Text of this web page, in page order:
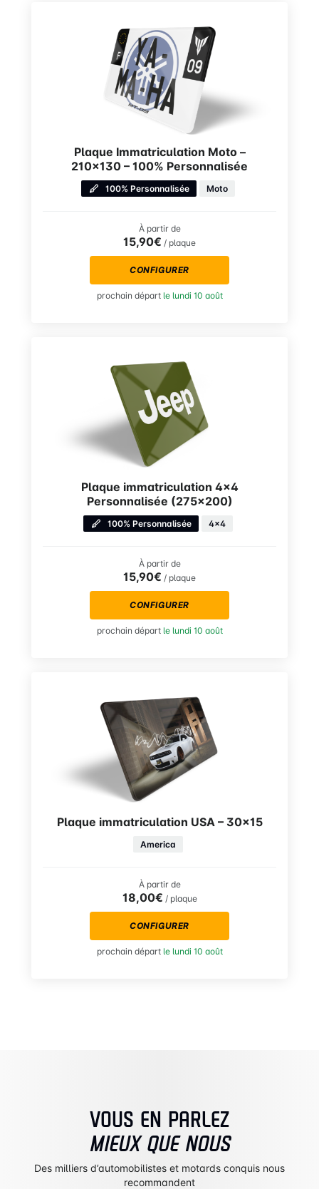
Plaque Immatriculation Moto –
210×130 – 100% Personnalisée
100% Personnalisée Moto
À partir de
15,90€ / plaque
CONFIGURER
prochain départ le lundi 10 août
Plaque immatriculation 4×4
Personnalisée (275×200)
100% Personnalisée 4x4
À partir de
15,90€ / plaque
CONFIGURER
prochain départ le lundi 10 août
Plaque immatriculation USA – 30×15
America
À partir de
18,00€ / plaque
CONFIGURER
prochain départ le lundi 10 août
VOUS EN PARLEZ
MIEUX QUE NOUS
Des milliers d’automobilistes et motards conquis nous
recommandent